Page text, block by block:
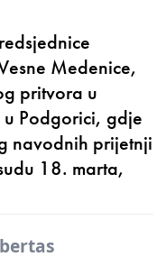
Medenice,
pritvora u
Podgorici, gdje
navodnih prijetnji
18. marta,